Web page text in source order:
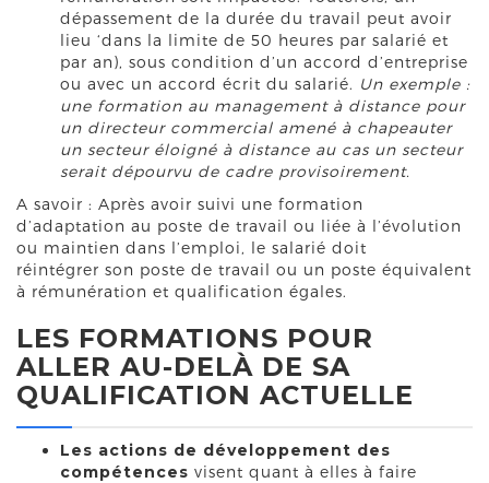
dépassement de la durée du travail peut avoir
lieu ‘dans la limite de 50 heures par salarié et
par an), sous condition d’un accord d’entreprise
ou avec un accord écrit du salarié. Un exemple :
une formation au management à distance pour
un directeur commercial amené à chapeauter
un secteur éloigné à distance au cas un secteur
serait dépourvu de cadre provisoirement.
A savoir : Après avoir suivi une formation
d’adaptation au poste de travail ou liée à l’évolution
ou maintien dans l’emploi, le salarié doit
réintégrer son poste de travail ou un poste équivalent
à rémunération et qualification égales.
LES FORMATIONS POUR
ALLER AU-DELÀ DE SA
QUALIFICATION ACTUELLE
Les actions de développement des
compétences visent quant à elles à faire